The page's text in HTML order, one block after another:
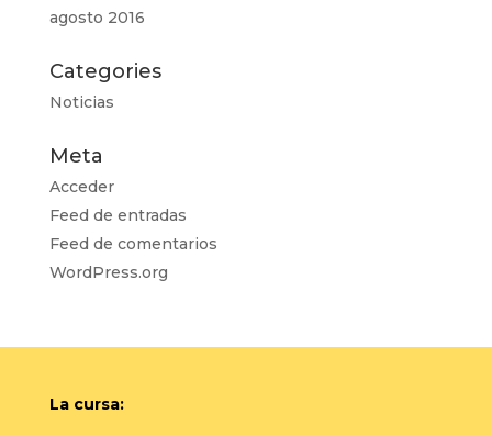
agosto 2016
Categories
Noticias
Meta
Acceder
Feed de entradas
Feed de comentarios
WordPress.org
La cursa: